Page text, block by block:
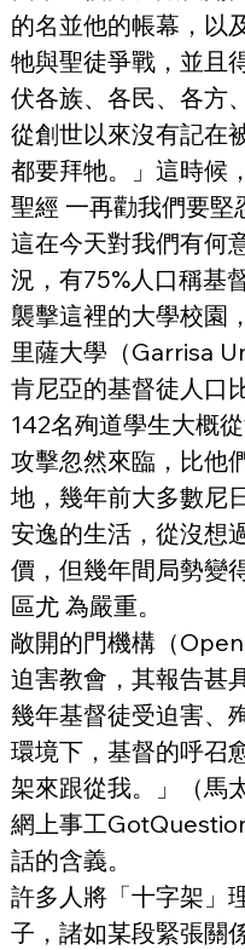
的名並他的帳幕，以
牠與聖徒爭戰，並且
伏各族、各民、各方
從創世以來沒有記在
都要拜牠。」這時候
聖經 一再勸我們要堅
這在今天對我們有何
況，有75%人口稱基
襲擊這裡的大學校園
里薩大學（Garrisa
肯尼亞的基督徒人口
142名殉道學生大概
攻擊忽然來臨，比他
地，幾年前大多數尼
安逸的生活，從沒想
價，但幾年間局勢變
區尤 為嚴重。
敞開的門機構（
迫害教會，其報告甚
幾年基督徒受迫害、
環境下，基督的呼召
架來跟從我。」（馬
網上事工
話的含義。
許多人將「十字架」
子，諸如某段緊張關